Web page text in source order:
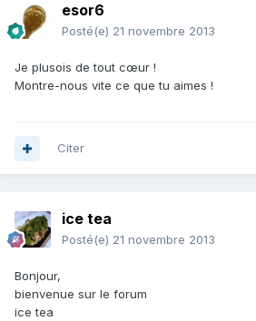
esor6
Posté(e) 21 novembre 2013
Je plusois de tout cœur !
Montre-nous vite ce que tu aimes !
Citer
ice tea
Posté(e) 21 novembre 2013
Bonjour,
bienvenue sur le forum
ice tea